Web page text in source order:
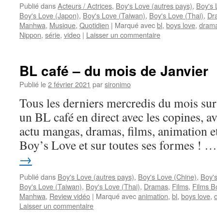
Publié dansActeurs / Actrices, Boy's Love (autres pays), Boy's
Boy's Love (Japon), Boy's Love (Taiwan), Boy's Love (Thai),
Manhwa, Musique, Quotidien | Marqué avecbl, boys love,
Nippon, série, video | Laisser un commentaire
BL café – du mois de Janvier
Publié le2 février 2021 parsironimo
Tous les derniers mercredis du mois
un BL café en direct avec les copines,
actu mangas, dramas, films,
Boy’s Love et sur toutes ses formes !
→
Publié dans Boy's Love (autres pays), Boy's Love (Chine),
Boy's Love (Taiwan), Boy's Love (Thai), Dramas, Films, Films
Manhwa, Review vidéo | Marqué avecanimation, bl, boys love,
Laisser un commentaire